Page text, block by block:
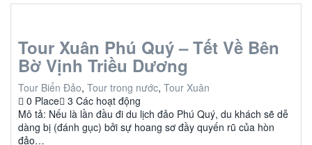
Tour Xuân Phú Quý – Tết Về Bên
Bờ Vịnh Triều Dương
Tour Biển Đảo, Tour trong nước, Tour Xuân
0 Place 3 Các hoạt động
Mô tả: Nếu là lần đầu đi du lịch đảo Phú Quý, du khách sẽ dễ
dàng bị (đánh gục) bởi sự hoang sơ đầy quyến rũ của hòn
đảo…